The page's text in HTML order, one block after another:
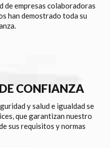
de empresas colaboradoras
han demostrado toda su
CONFIANZA
y salud e igualdad se
que garantizan nuestro
sus requisitos y normas